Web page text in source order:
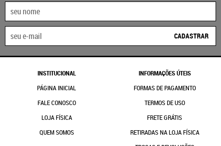
CADASTRAR
INSTITUCIONAL
PÁGINA INICIAL
FALE CONOSCO
LOJA FÍSICA
QUEM SOMOS
INFORMAÇÕES ÚTEIS
FORMAS DE PAGAMENTO
TERMOS DE USO
FRETE GRÁTIS
RETIRADAS NA LOJA FÍSICA